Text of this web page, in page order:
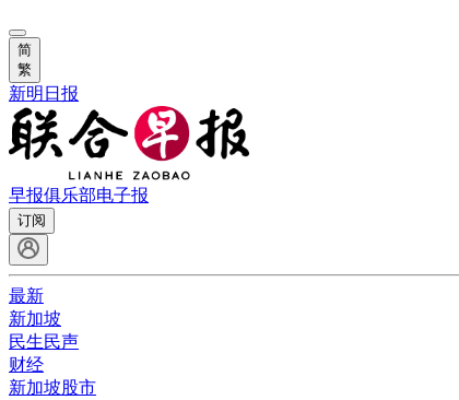
简
繁
新明日报
早报俱乐部电子报
订阅
最新
新加坡
民生民声
财经
新加坡股市